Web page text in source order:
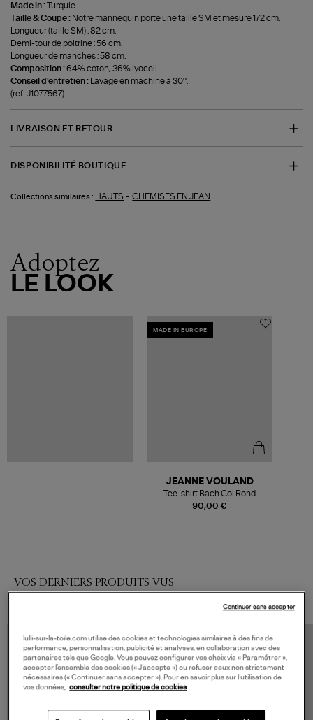
Made in :Turquie.
Taille & Coupe : Notre mannequin porte une taille SM et mesure 172 cm.
Longueur (taille SM) : 82 cm.
Demi-tour de poitrine : 56 cm.
Longueur de manches : 58 cm.
Composition :64% coton, 36% lyocell.
Conseil d'entretien :
Lavage en machine à 30°.
(ref-J1077567)
LIVRAISON ET RETOUR
DISPONIBILITÉ BOUTIQUE
Collections similaires : HAUTS -CHEMISES EN JEAN
Adoptez
LE LOOK
MADE IN EUROPE
90,00 €
JEANNE VOULAND
Tee-shirt Bach Col Rond
Lyocell Blanc
VOS DERNIERS PRODUITS VUS
lulli-sur-la-toile.com utilise des cookies et technologies similaires à des fins de
performance, personnalisation, publicité et analyses, en collaboration avec des
partenaires tels que Google. Vous pouvez configurer vos choix via « Paramétrer »,
accepter l’ensemble des cookies (« J’accepte ») ou refuser ceux non strictement
nécessaires (« Continuer sans accepter »). Pour en savoir plus sur l’utilisation de
vos données,
consulter notre politique de cookies
Continuer sans accepter